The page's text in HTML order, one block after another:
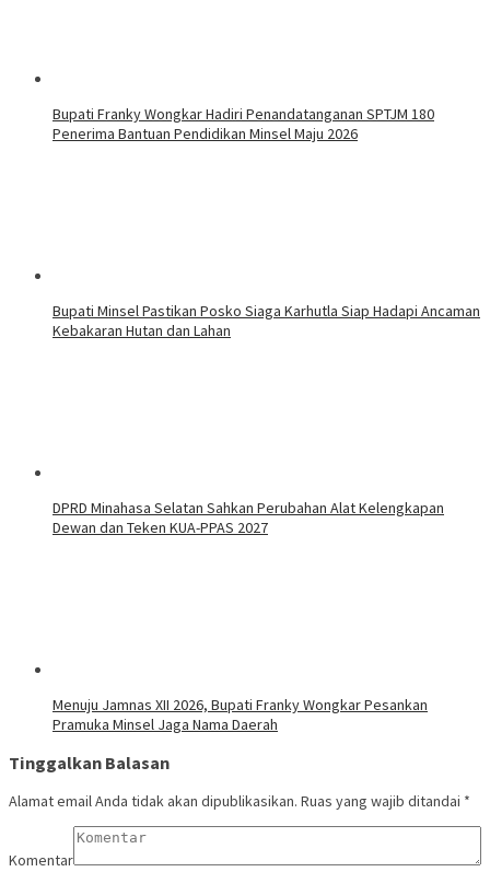
Bupati Franky Wongkar Hadiri Penandatanganan SPTJM 180
Penerima Bantuan Pendidikan Minsel Maju 2026
Bupati Minsel Pastikan Posko Siaga Karhutla Siap Hadapi Ancaman
Kebakaran Hutan dan Lahan
DPRD Minahasa Selatan Sahkan Perubahan Alat Kelengkapan
Dewan dan Teken KUA-PPAS 2027
Menuju Jamnas XII 2026, Bupati Franky Wongkar Pesankan
Pramuka Minsel Jaga Nama Daerah
Tinggalkan Balasan
Alamat email Anda tidak akan dipublikasikan. Ruas yang wajib ditandai *
Komentar